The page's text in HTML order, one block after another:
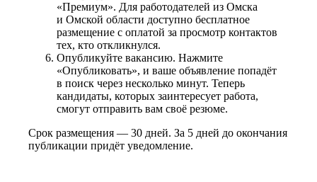
«Премиум». Для работодателей из Омска
и Омской области доступно бесплатное
размещение с оплатой за просмотр контактов
тех, кто откликнулся.
Опубликуйте вакансию. Нажмите
«Опубликовать», и ваше объявление попадёт
в поиск через несколько минут. Теперь
кандидаты, которых заинтересует работа,
смогут отправить вам своё резюме.
Срок размещения — 30 дней. За 5 дней до окончания
публикации придёт уведомление.